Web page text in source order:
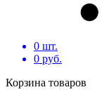
0 шт.
0 руб.
Корзина товаров